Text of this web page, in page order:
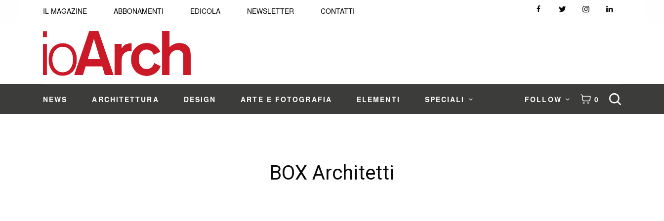
IL MAGAZINE ABBONAMENTI EDICOLA NEWSLETTER CONTATTI
NEWS ARCHITETTURA DESIGN ARTE E FOTOGRAFIA ELEMENTI SPECIALI FOLLOW 0
BOX Architetti